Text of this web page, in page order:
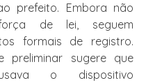
prefeito. Embora não
de lei, seguem
formais de registro.
preliminar sugere que
o dispositivo